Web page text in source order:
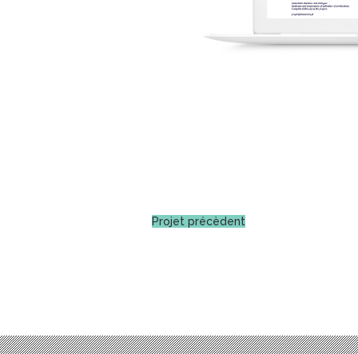
Projet précèdent